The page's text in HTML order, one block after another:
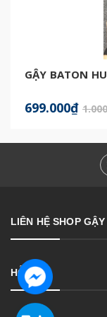
GẬY BATON
699.000₫
LIÊN HỆ SHOP
HỖ TRỢ